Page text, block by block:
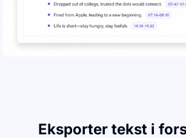
Eksporter tekst i